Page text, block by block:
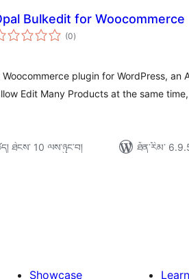
Bulkedit for Woocommerce
(0གདེང་
འཇོག་
)
plugin for WordPress, an
Edit Many Products at the same
ཐེངས་ 10 ལས་ཉུང་བ།
ཐོན་རིམ་
Showcase Learn